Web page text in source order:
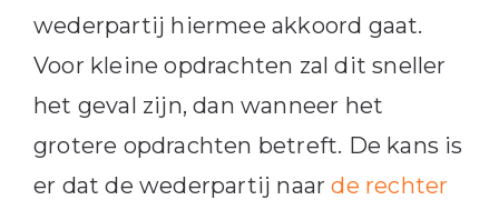
wederpartij hiermee akkoord gaat.
Voor kleine opdrachten zal dit sneller
het geval zijn, dan wanneer het
grotere opdrachten betreft. De kans is
er dat de wederpartij naarde rechter